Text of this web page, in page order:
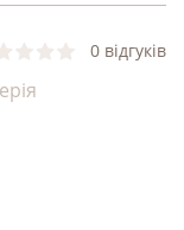
0 відгуків